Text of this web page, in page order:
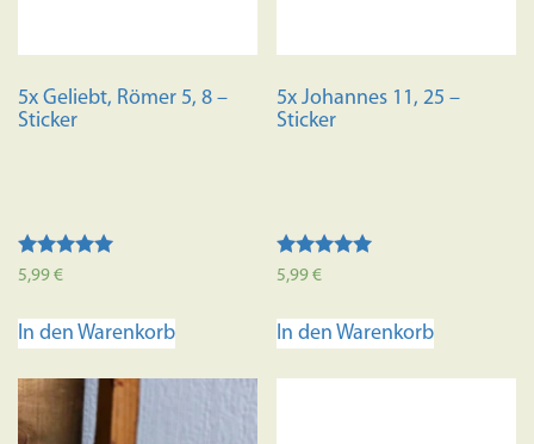
5x Geliebt, Römer 5, 8 –
Sticker
Bewertet mit
5.00
5,99€
In den Warenkorb
5x Johannes 11, 25 –
Sticker
Bewertet mit
5.00
5,99€
In den Warenkorb